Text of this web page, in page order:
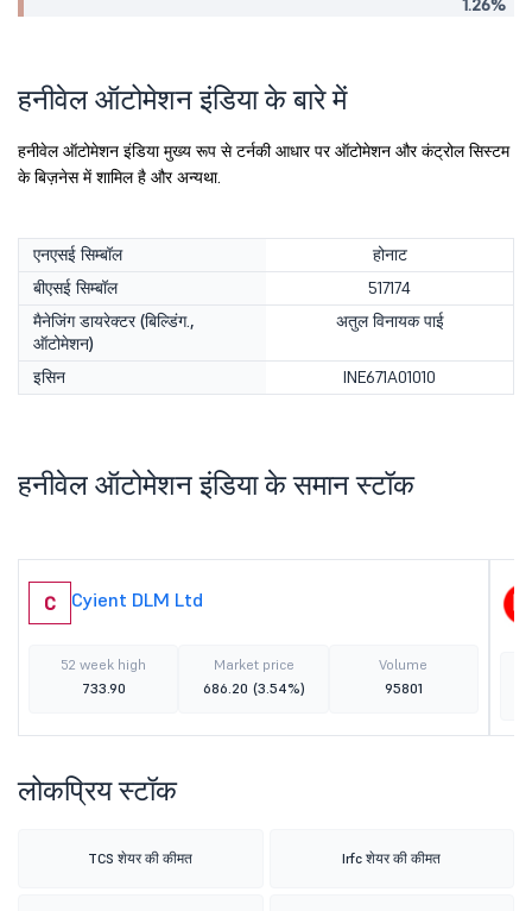
1.26%
हनीवेल ऑटोमेशन इंडिया के बारे में
हनीवेल ऑटोमेशन इंडिया मुख्य रूप से टर्नकी आधार पर ऑटोमेशन और कंट्रोल सिस्टम
के बिज़नेस में शामिल है और अन्यथा.
एनएसई सिम्बॉल
होनाट
बीएसई सिम्बॉल
517174
मैनेजिंग डायरेक्टर (बिल्डिंग.,
ऑटोमेशन)
अतुल विनायक पाई
इसिन INE671A01010
हनीवेल ऑटोमेशन इंडिया के समान स्टॉक
C Cyient DLM Ltd
52 week high
733.90
Market price
686.20 (3.54%)
Volume
95801
लोकप्रिय स्टॉक
TCS शेयर की कीमत Irfc शेयर की कीमत